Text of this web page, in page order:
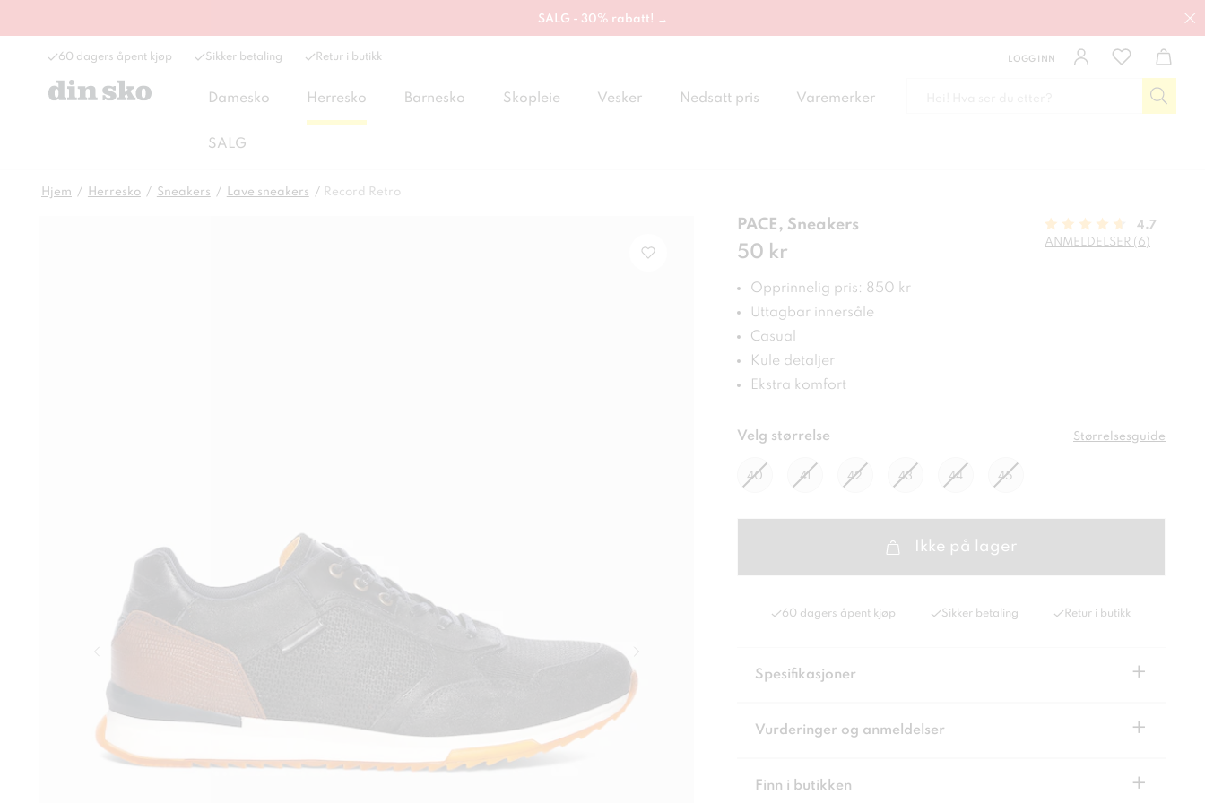
SALG - 30% rabatt! →
60 dagers åpent kjøp Sikker betaling Retur i butikk LOGG INN
Damesko Herresko Barnesko Skopleie Vesker Nedsatt pris Varemerker
SALG
Hjem Herresko Sneakers Lave sneakers Record Retro
PACE, Sneakers
Pris :50 kr
50 kr
4.7
ANMELDELSER (6)
Opprinnelig pris: 850 kr
Uttagbar innersåle
Casual
Kule detaljer
Ekstra komfort
Velg størrelse Størrelsesguide
40 41 42 43 44 45
Ikke på lager
60 dagers åpent kjøp Sikker betaling Retur i butikk
Spesifikasjoner +
Vurderinger og anmeldelser +
Finn i butikken +